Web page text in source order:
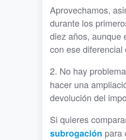
Aprovechamos,
durante los
diez años, aunque
con ese diferencial
2. No hay
hacer una
devolución del
Si quieres
subrogación para